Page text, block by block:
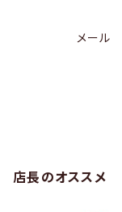
メール
店長のオススメ